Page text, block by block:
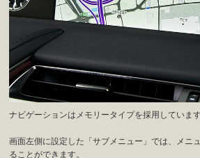
ナビゲーションはメモリータイプを採用していま
画面左側に設定した「サブメニュー」では、メニ
ることができます。